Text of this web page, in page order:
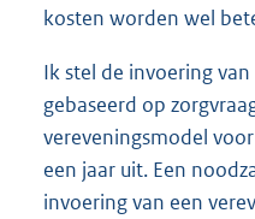
kosten worden wel
Ik stel de invoering
gebaseerd op
vereveningsmodel
een jaar uit. Een
invoering van een